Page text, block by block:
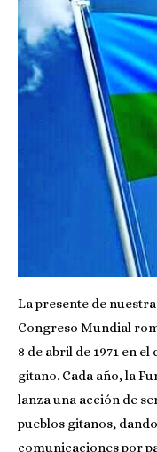
La presente de
Congreso Mundial
8 de abril de 1971 en
gitano. Cada año, la
lanza una acción de
pueblos gitanos,
comunicaciones por